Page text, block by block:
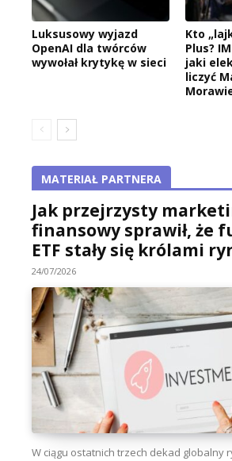
Luksusowy wyjazd
OpenAI dla twórców
wywołał krytykę w sieci
Kto
Plus?
jaki
liczyć
MATERIAŁ PARTNERA
Jak przejrzysty
finansowy sprawił, że
ETF stały się królami
24/07/2026
W ciągu ostatnich trzech dekad globalny